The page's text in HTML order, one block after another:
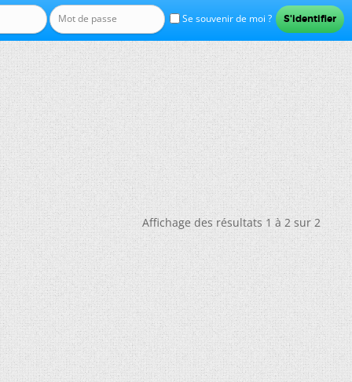
Se souvenir de moi ?
Affichage des résultats 1 à 2 sur 2